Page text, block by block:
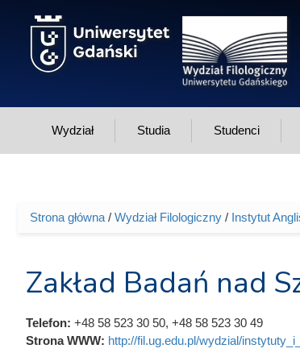
Wydział Studia Studenci
Jesteś tutaj
Strona główna / Wydział Filologiczny / Instytut
Zakład Badań nad
Telefon: +48 58 523 30 50, +48 58 523 30 49
Strona WWW: http://fil.ug.edu.pl/wydzial/